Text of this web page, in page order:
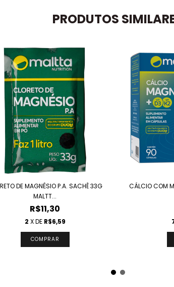
PRODUTOS
DE MAGNÉSIO P.A. SACHÊ 33G
MALTT...
R$11,30
2 X DE R$6,59
CÁLCIO COM